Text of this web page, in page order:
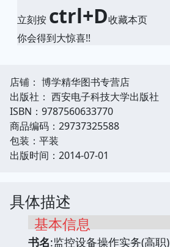
立刻按 ctrl+D收藏本页
你会得到大惊喜!!
店铺： 博学精华图书专营店
出版社： 西安电子科技大学出版社
ISBN：9787560633770
商品编码：29737325588
包装：平装
出版时间：2014-07-01
具体描述
基本信息
书名:监控设备操作实务(高职)